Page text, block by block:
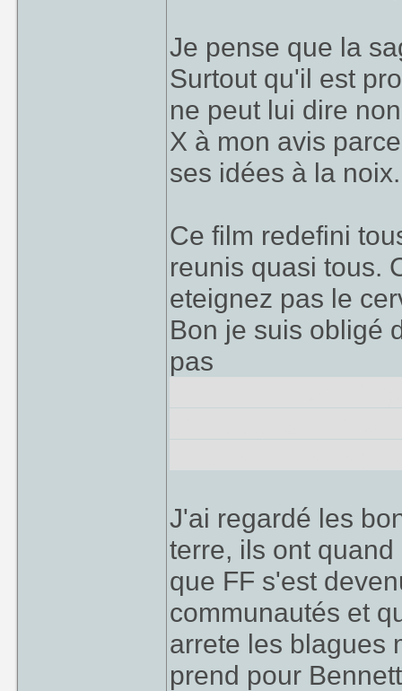
Je pense que la
Surtout qu'il est
ne peut lui dire
X à mon avis
ses idées à la
Ce film redefini
reunis quasi tous.
eteignez pas le
Bon je suis obligé
pas
J'ai regardé les
terre, ils ont
que FF s'est
communautés et
arrete les blagues
prend pour